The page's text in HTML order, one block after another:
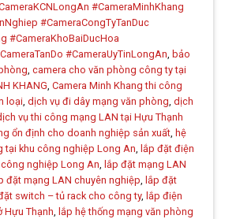
#CameraMinhKhang
#CameraCongTyTanDuc
#CameraKhoBaiDucHoa
#CameraUyTinLongAn, bảo
,camera cho văn phòng công ty tại
KHANG,Camera Minh Khang thi công
loại,dịch vụ đi dây mạng văn phòng,dịch
vụ thi công mạng LAN tại Hựu Thạnh
ổn định cho doanh nghiệp sản xuất, hệ
tại khu công nghiệp Long An, lắp đặt điện
nghiệp Long An, lắp đặt mạng LAN
đặt mạng LAN chuyên nghiệp, lắp đặt
switch – tủ rack cho công ty, lắp điện
Hựu Thạnh, lắp hệ thống mạng văn phòng